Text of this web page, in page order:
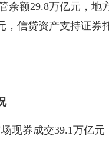
余额29.8万亿元，
，信贷资产支持证
现券成交39.1万亿